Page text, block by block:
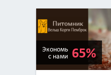
Экономь
с нами 65%